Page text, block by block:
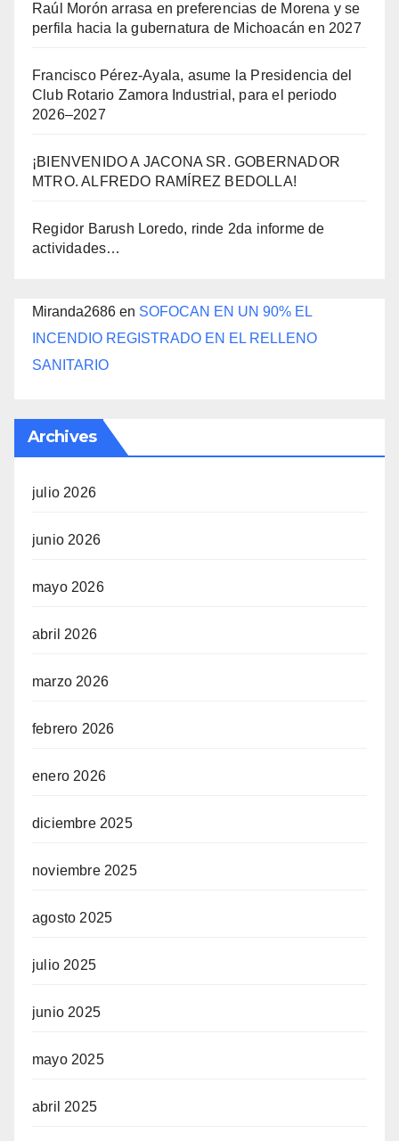
Raúl Morón arrasa en preferencias de Morena y se
perfila hacia la gubernatura de Michoacán en 2027
Francisco Pérez-Ayala, asume la Presidencia del
Club Rotario Zamora Industrial, para el periodo
2026–2027
¡BIENVENIDO A JACONA SR. GOBERNADOR
MTRO. ALFREDO RAMÍREZ BEDOLLA!
Regidor Barush Loredo, rinde 2da informe de
actividades…
Miranda2686 en SOFOCAN EN UN 90% EL
INCENDIO REGISTRADO EN EL RELLENO
SANITARIO
Archives
julio 2026
junio 2026
mayo 2026
abril 2026
marzo 2026
febrero 2026
enero 2026
diciembre 2025
noviembre 2025
agosto 2025
julio 2025
junio 2025
mayo 2025
abril 2025